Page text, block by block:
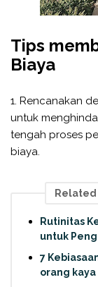
Tips
Biaya
1. Rencanakan
untuk
tengah proses
biaya.
Related
Rutinitas
untuk
7
orang kaya